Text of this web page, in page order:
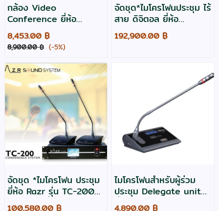
กล้อง Video
Conference ยี่ห้อ
Maxhub รุ่น UC-W31
ความละเอียด 4K มุมมอง
กว้าง
8,453.00 ฿
8,900.00 ฿ (-5%)
จัดชุด*ไมโครโฟนประชุม ไร้
สาย ดิจิตอล ยี่ห้อ
Soundvision รุ่น DWS-
1000M แบบ 10+1 พร้อม
192,900.00 ฿
จัดชุด *ไมโครโฟน ประชุม
ยี่ห้อ Razr รุ่น TC-200
สำหรับ 11ที่นั่ง ประกอบ
100,580.00 ฿
ไมโครโฟนสำหรับผู้ร่วม
ประชุม Delegate unit
ยี่ห้อ Razr รุ่น TC-50D
4,890.00 ฿